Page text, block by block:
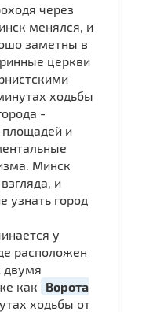
через
менялся, и
заметны в
церкви
ходьбы
-
и
Минск
и
узнать город
у
расположен
двумя
как
Ворота
ходьбы от